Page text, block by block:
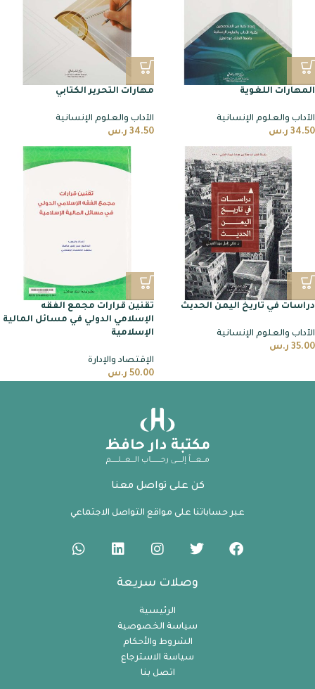
المهارات اللغوية
الآداب والعلوم الإنسانية
34.50 ر.س
مهارات التحرير الكتابي
الآداب والعلوم الإنسانية
34.50 ر.س
دراسات في تاريخ اليمن الحديث
الآداب والعلوم الإنسانية
35.00 ر.س
تقنين قرارات مجمع الفقه
الإسلامي الدولي في مسائل المالية
الإسلامية
الإقتصاد والإدارة
50.00 ر.س
كن على تواصل معنا
عبر حساباتنا على مواقع التواصل الاجتماعي
وصلات سريعة
الرئيسية
سياسة الخصوصية
الشروط والأحكام
سياسة الاسترجاع
اتصل بنا